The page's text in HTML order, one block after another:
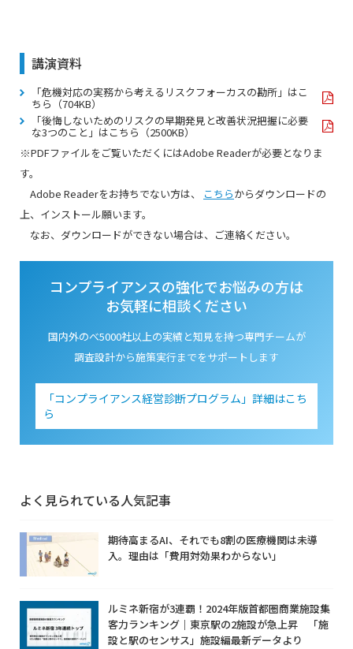
講演資料
「危機対応の実務から考えるリスクフォーカスの勘所」はこ
ちら（704KB）
「後悔しないためのリスクの早期発見と改善状況把握に必要
な3つのこと」はこちら（2500KB）
※PDFファイルをご覧いただくにはAdobe Readerが必要となりま
す。
Adobe Readerをお持ちでない方は、
こちらからダウンロードの
上、インストール願います。
なお、ダウンロードができない場合は、ご連絡ください。
コンプライアンスの強化でお悩みの方は
お気軽に相談ください
国内外のべ5000社以上の実績と知見を持つ専門チームが
調査設計から施策実行までをサポートします
「コンプライアンス経営診断プログラム」詳細はこち
ら
よく見られている人気記事
期待高まるAI、それでも8割の医療機関は未導
入。理由は「費用対効果わからない」
ルミネ新宿が3連覇！2024年版首都圏商業施設集
客力ランキング｜東京駅の2施設が急上昇 「施
設と駅のセンサス」施設編最新データより